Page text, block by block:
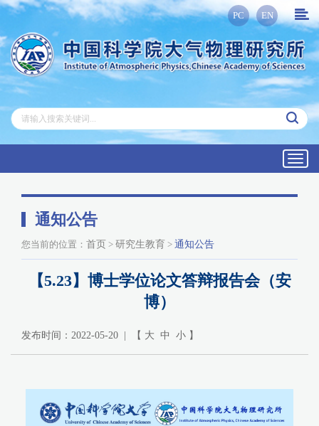
PC EN
通知公告
您当前的位置： 首页 > 研究生教育 > 通知公告
【5.23】博士学位论文答辩报告会（安
博）
发布时间：2022-05-20 | 【 大 中 小 】